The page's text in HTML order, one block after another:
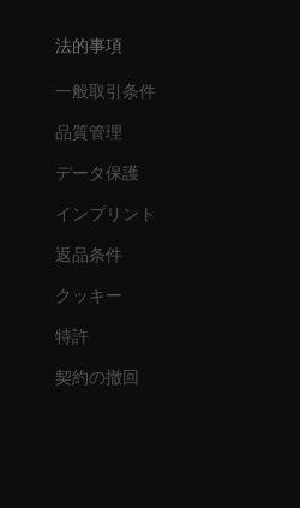
法的事項
一般取引条件
品質管理
データ保護
インプリント
返品条件
クッキー
特許
契約の撤回